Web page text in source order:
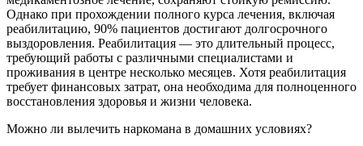
Однако при прохождении полного курса лечения, включая
реабилитацию, 90% пациентов достигают долгосрочного
выздоровления. Реабилитация — это длительный процесс,
требующий работы с различными специалистами и
проживания в центре несколько месяцев. Хотя реабилитация
требует финансовых затрат, она необходима для полноценного
восстановления здоровья и жизни человека.
Можно ли вылечить наркомана в домашних условиях?